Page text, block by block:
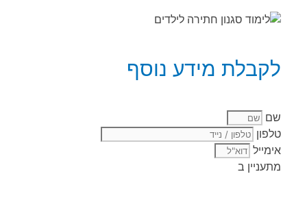
לקבלת מידע נוסף
שם
טלפון
אימייל
מתעניין ב